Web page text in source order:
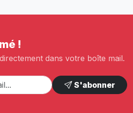
!
dans votre boîte mail.
S'abonner